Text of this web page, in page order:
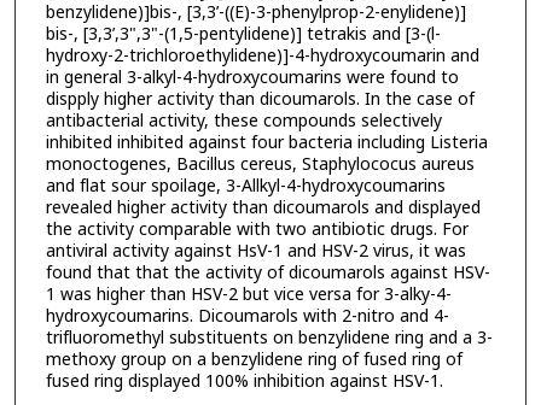
benzylidene)]bis-, [3,3’-((E)-3-phenylprop-2-enylidene)]
bis-, [3,3’,3",3"-(1,5-pentylidene)] tetrakis and [3-(l-
hydroxy-2-trichloroethylidene)]-4-hydroxycoumarin and
in general 3-alkyl-4-hydroxycoumarins were found to
dispply higher activity than dicoumarols. In the case of
antibacterial activity, these compounds selectively
inhibited inhibited against four bacteria including Listeria
monoctogenes, Bacillus cereus, Staphylococus aureus
and flat sour spoilage, 3-Allkyl-4-hydroxycoumarins
revealed higher activity than dicoumarols and displayed
the activity comparable with two antibiotic drugs. For
antiviral activity against HsV-1 and HSV-2 virus, it was
found that that the activity of dicoumarols against HSV-
1 was higher than HSV-2 but vice versa for 3-alky-4-
hydroxycoumarins. Dicoumarols with 2-nitro and 4-
trifluoromethyl substituents on benzylidene ring and a 3-
methoxy group on a benzylidene ring of fused ring of
fused ring displayed 100% inhibition against HSV-1.